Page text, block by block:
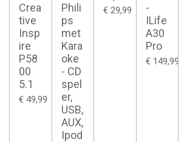
Crea
tive
Insp
ire
P58
00
5.1
€ 49,99
Phili
ps
met
Kara
oke
- CD
spel
er,
USB,
AUX,
Ipod
€ 29,99
-
ILife
A30
Pro
€ 149,99